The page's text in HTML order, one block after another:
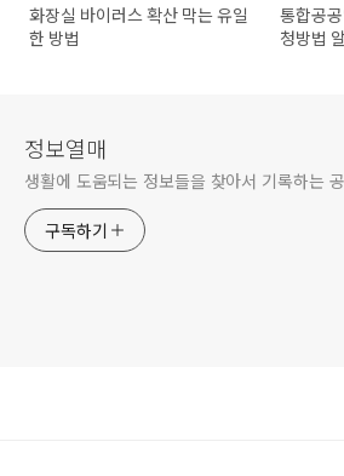
화장실 바이러스 확산 막는 유일
한 방법
통합공
청방법
정보열매
생활에 도움되는 정보들을 찾아서 기록하는
구독하기